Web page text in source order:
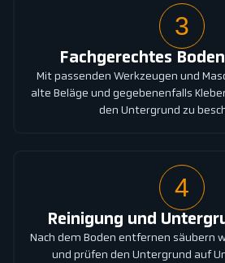
3
Fachgerechtes
Mit passenden Werkzeugen und
alte Beläge und gegebenenfalls
den Untergrund zu
4
Reinigung und
Nach dem Boden entfernen säubern
und prüfen den Untergrund auf